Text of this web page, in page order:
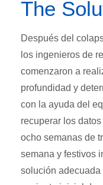
The
Después del
los ingenieros de
comenzaron a
profundidad y
con la ayuda del
recuperar los
ocho semanas de
semana y festivos
solución adecuada